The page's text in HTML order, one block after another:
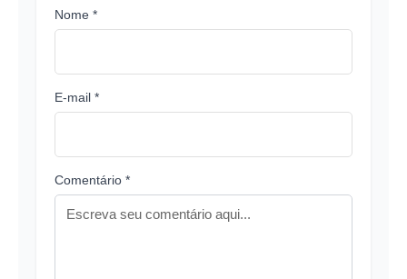
Nome *
E-mail *
Comentário *